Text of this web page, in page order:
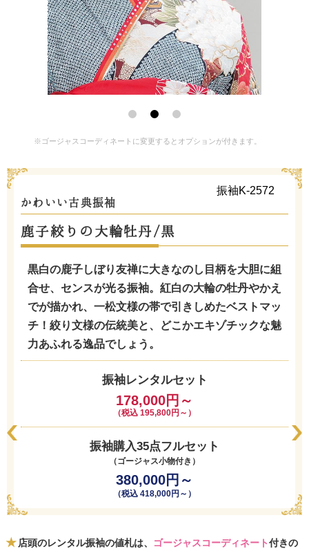
※ゴージャスコーディネートに変更するとオプションが付きます。
振袖K-2572
かわいい古典振袖
鹿子絞りの大輪牡丹/黒
黒白の鹿子しぼり友禅に大きなのし目柄を大胆に組
合せ、センスが光る振袖。紅白の大輪の牡丹やかえ
でが描かれ、一松文様の帯で引きしめたベストマッ
チ！絞り文様の伝統美と、どこかエキゾチックな魅
力あふれる逸品でしょう。
振袖レンタルセット
178,000円～
（税込 195,800円～）
振袖購入35点フルセット
（ゴージャス小物付き）
380,000円～
（税込 418,000円～）
店頭のレンタル振袖の値札は、 ゴージャスコーディネート付きの